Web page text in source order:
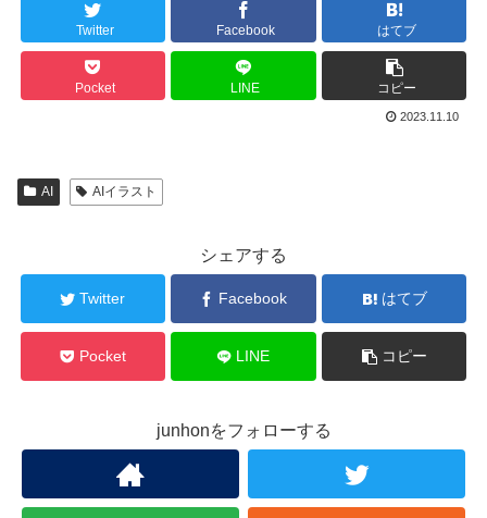
Twitter Facebook はてブ
Pocket LINE コピー
2023.11.10
AI AIイラスト
シェアする
Twitter Facebook はてブ
Pocket LINE コピー
junhonをフォローする